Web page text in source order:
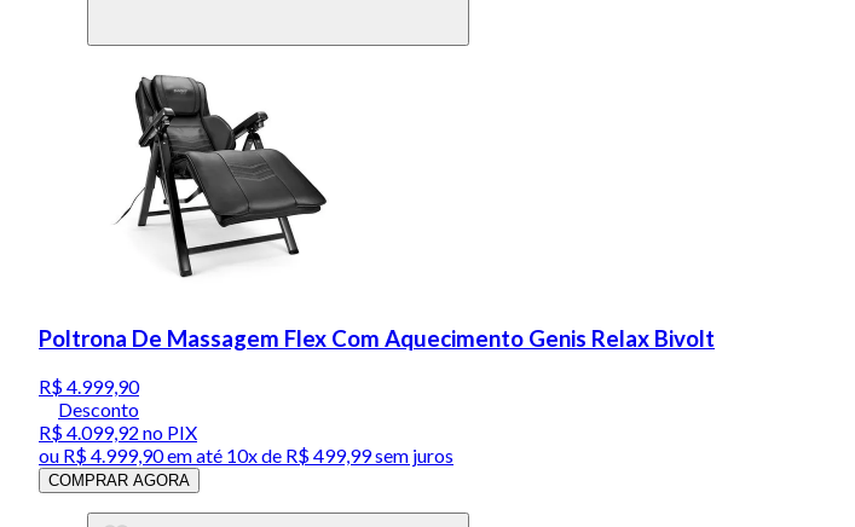
Poltrona De Massagem Flex Com Aquecimento Genis Relax Bivolt
R$ 4.999,90
Desconto
R$ 4.099,92 no PIX
ou R$ 4.999,90em até 10x de R$ 499,99 sem juros
COMPRAR AGORA